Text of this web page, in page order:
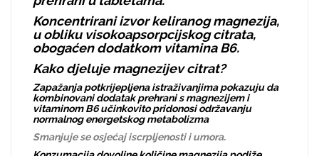
Koncentrirani izvor keliranog magnezija,
u obliku visokoapsorpcijskog citrata,
obogaćen dodatkom vitamina B6.
Kako djeluje magnezijev citrat?
Zapažanja potkrijepljena istraživanjima pokazuju da
kombinovani dodatak prehrani s magnezijem i
vitaminom B6 učinkovito pridonosi održavanju
normalnog energetskog metabolizma
Smanjuje se osjećaj iscrpljenosti i umora.